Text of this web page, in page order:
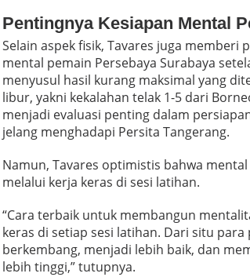
Pentingnya Kesiapan Mental
Selain aspek fisik, Tavares juga memberi
mental pemain Persebaya Surabaya
menyusul hasil kurang maksimal yang
libur, yakni kekalahan telak 1-5 dari
menjadi evaluasi penting dalam
jelang menghadapi Persita Tangerang.
Namun, Tavares optimistis bahwa
melalui kerja keras di sesi latihan.
“Cara terbaik untuk membangun
keras di setiap sesi latihan. Dari situ
berkembang, menjadi lebih baik, dan
lebih tinggi,” tutupnya.